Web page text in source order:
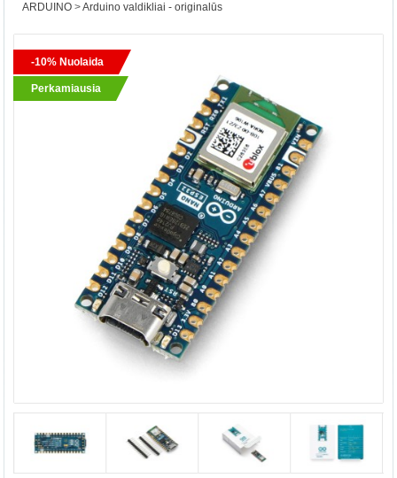
ARDUINO Arduino valdikliai - originalūs
-10% Nuolaida
Perkamiausia